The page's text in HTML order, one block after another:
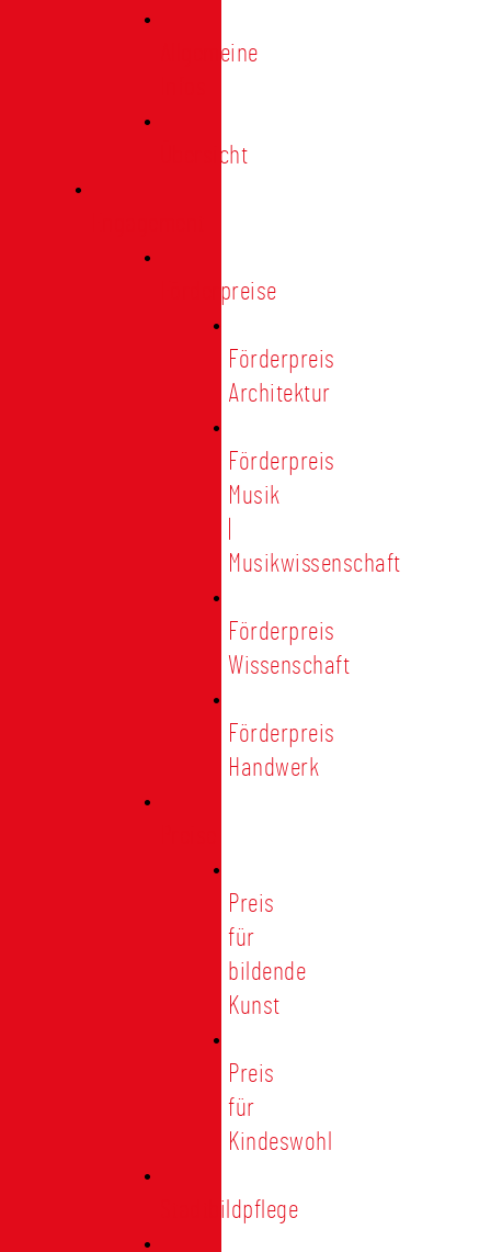
Allgemeine
Übersicht
Förderpreise
Förderpreis
Architektur
Förderpreis
Musik
Musikwissenschaft
Förderpreis
Wissenschaft
Förderpreis
Handwerk
Preis
für
bildende
Kunst
Preis
für
Kindeswohl
Stadtbildpflege